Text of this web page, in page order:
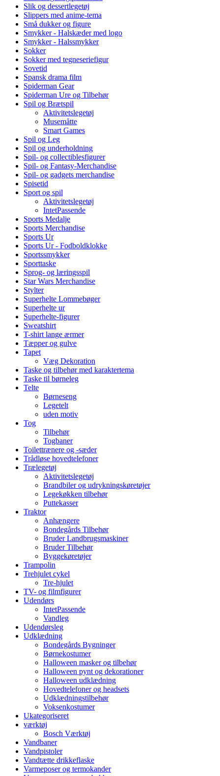
Slik og dessertlegetøj
Slippers med anime-tema
Små dukker og figure
Smykker - Halskæder med logo
Smykker - Halssmykker
Sokker
Sokker med tegneseriefigur
Sovetid
Spansk drama film
Spiderman Gear
Spiderman Ure og Tilbehør
Spil og Brætspil
Aktivitetslegetøj
Musemåtte
Smart Games
Spil og Leg
Spil og underholdning
Spil- og collectiblesfigurer
Spil- og Fantasy-Merchandise
Spil- og gadgets merchandise
Spisetid
Sport og spil
Aktivitetslegetøj
IntetPassende
Sports Medalje
Sports Merchandise
Sports Ur
Sports Ur - Fodboldklokke
Sportssmykker
Sporttaske
Sprog- og læringsspil
Star Wars Merchandise
Stylter
Superhelte Lommebøger
Superhelte ur
Superhelte-figurer
Sweatshirt
T-shirt lange ærmer
Tæpper og gulve
Tapet
Væg Dekoration
Taske og tilbehør med karaktertema
Taske til børneleg
Telte
Børneseng
Legetelt
uden motiv
Tog
Tilbehør
Togbaner
Toilettrænere og -sæder
Trådløse hovedtelefoner
Trælegetøj
Aktivitetslegetøj
Brandbiler og udrykningskøretøjer
Legekøkken tilbehør
Puttekasser
Traktor
Anhængere
Bondegårds Tilbehør
Bruder Landbrugsmaskiner
Bruder Tilbehør
Byggekøretøjer
Trampolin
Trehjulet cykel
Tre-hjulet
TV- og filmfigurer
Udendørs
IntetPassende
Vandleg
Udendørsleg
Udklædning
Bondegårds Bygninger
Børnekostumer
Halloween masker og tilbehør
Halloween pynt og dekorationer
Halloween udklædning
Hovedtelefoner og headsets
Udklædningstilbehør
Voksenkostumer
Ukategoriseret
værktøj
Bosch Værktøj
Vandbaner
Vandpistoler
Vandtætte drikkeflaske
Varmeposer og termokander